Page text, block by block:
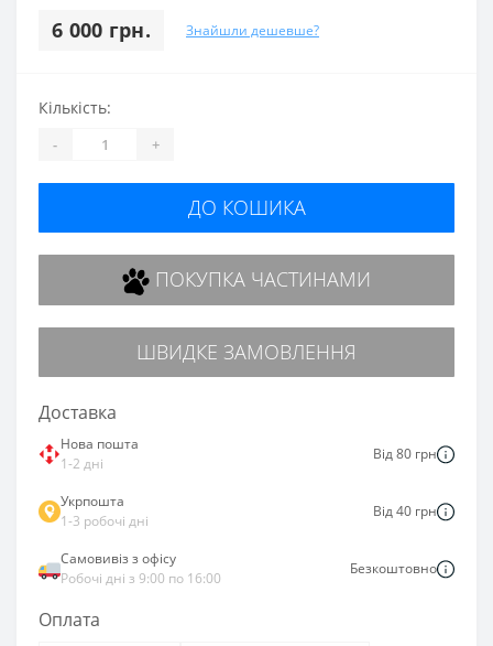
6 000 грн. Знайшли дешевше?
Кількість:
- +
ДО КОШИКА
ПОКУПКА ЧАСТИНАМИ
ШВИДКЕ ЗАМОВЛЕННЯ
Доставка
Нова пошта
1-2 дні
Від 80 грн
Укрпошта
1-3 робочі дні
Від 40 грн
Самовивіз з офісу
Робочі дні з 9:00 по 16:00
Безкоштовно
Оплата